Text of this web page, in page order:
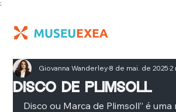
;
DISCO DE PLIMSOLL
Giovanna Wanderley8 de mai. de 20252
Disco ou Marca de Plimsoll” é